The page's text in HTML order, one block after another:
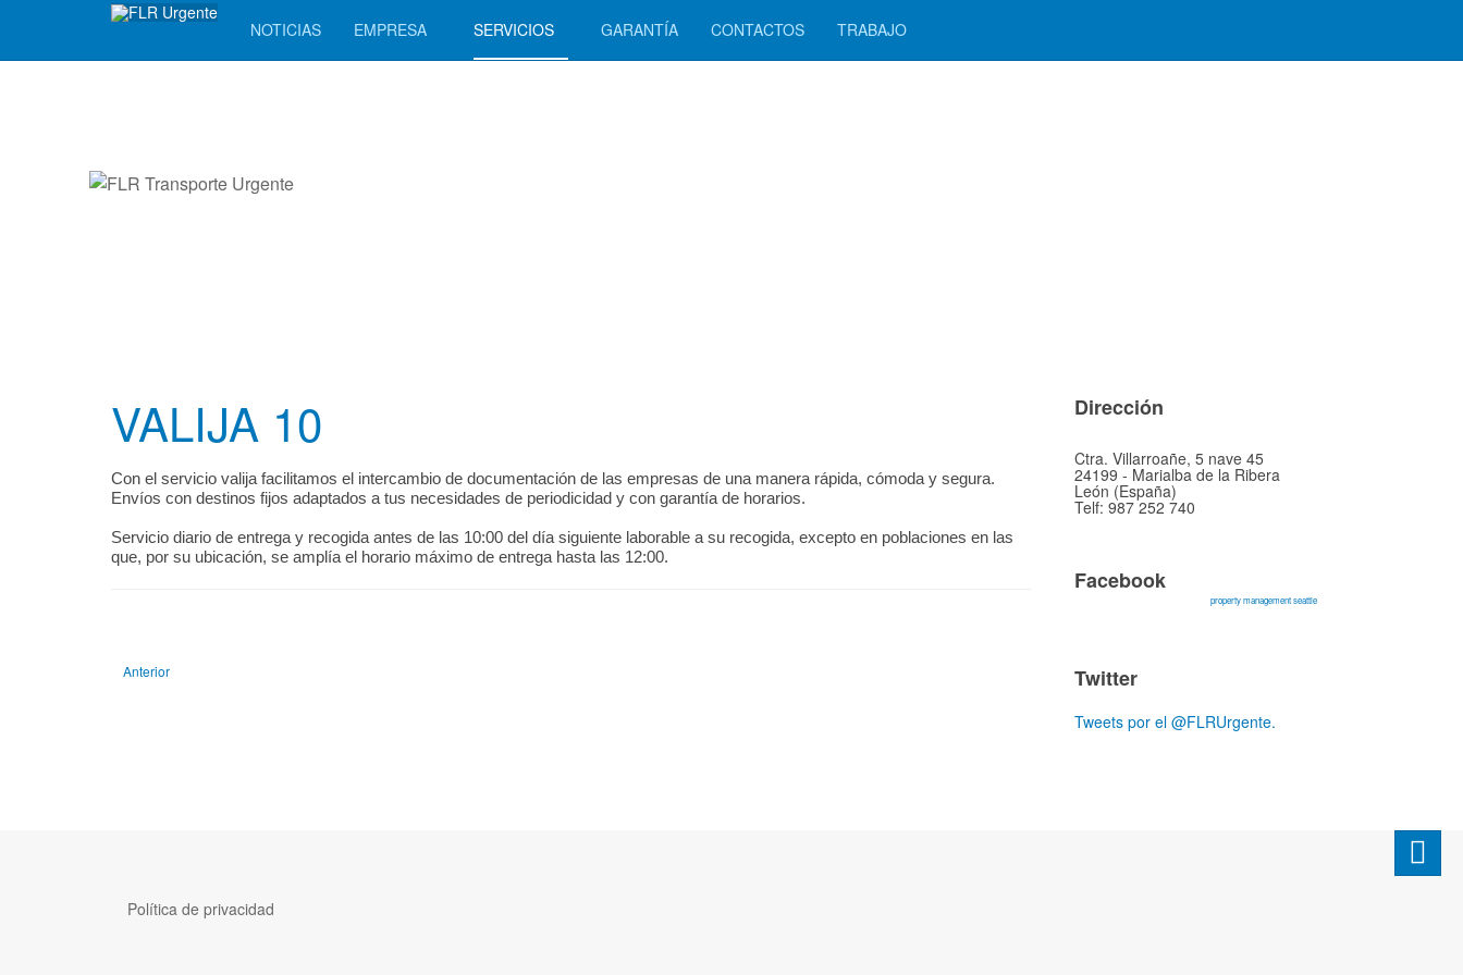
NOTICIAS EMPRESA SERVICIOS GARANTÍA CONTACTOS TRABAJO
VALIJA 10
Con el servicio valija facilitamos el intercambio de documentación de las empresas de una manera rápida, cómoda y segura.
Envíos con destinos fijos adaptados a tus necesidades de periodicidad y con garantía de horarios.
Servicio diario de entrega y recogida antes de las 10:00 del día siguiente laborable a su recogida, excepto en poblaciones en las
que, por su ubicación, se amplía el horario máximo de entrega hasta las 12:00.
Artículo anterior: VALIJA 14
Anterior
Dirección
Ctra. Villarroañe, 5 nave 45
24199 - Marialba de la Ribera
León (España)
Telf: 987 252 740
Facebook
property management seattle
Twitter
Tweets por el @FLRUrgente.
Política de privacidad